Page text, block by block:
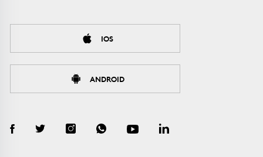
IOS
ANDROID